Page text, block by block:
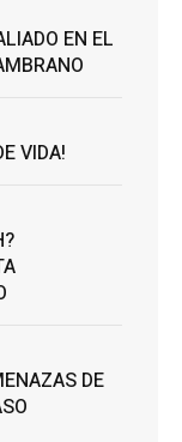
EN EL
VIDA!
DE